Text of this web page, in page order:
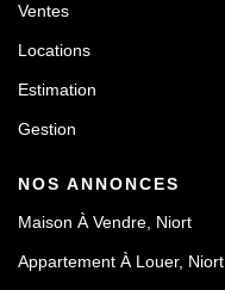
Ventes
Locations
Estimation
Gestion
NOS ANNONCES
Maison À Vendre, Niort
Appartement À Louer, Niort